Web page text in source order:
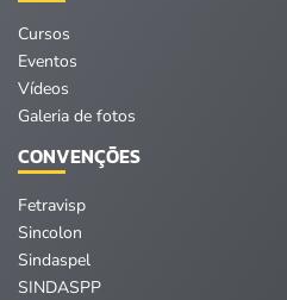
Cursos
Eventos
Vídeos
Galeria de fotos
CONVENÇÕES
Fetravisp
Sincolon
Sindaspel
SINDASPP